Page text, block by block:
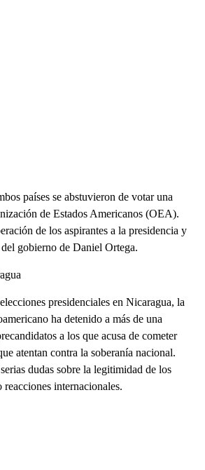
países se abstuvieron de votar una
de Estados Americanos (OEA).
de los aspirantes a la presidencia y
gobierno de Daniel Ortega.
presidenciales en Nicaragua, la
ha detenido a más de una
a los que acusa de cometer
atentan contra la soberanía nacional.
dudas sobre la legitimidad de los
internacionales.